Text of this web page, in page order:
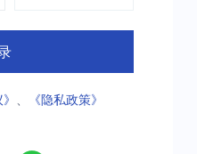
、 《隐私政策》